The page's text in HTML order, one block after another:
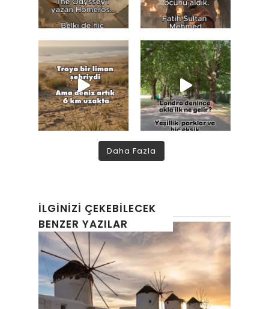
Daha Fazla
İLGINIZI ÇEKEBILECEK
BENZER YAZILAR